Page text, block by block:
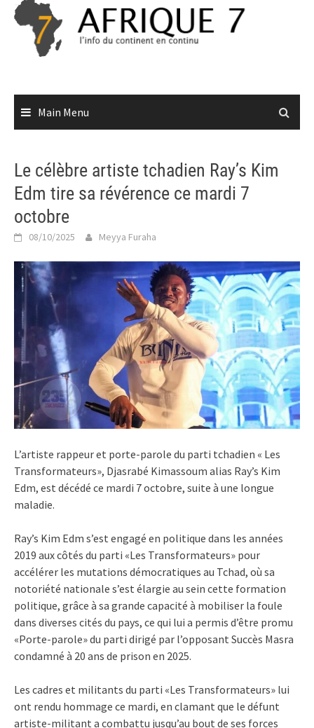
Skip
content
Main Menu
Le célèbre artiste tchadien Ray’s Kim
Edm tire sa révérence ce mardi 7
octobre
08/10/2025 Meyya Furaha
L’artiste rappeur et porte-parole du parti tchadien « Les
Transformateurs», Djasrabé Kimassoum alias Ray’s Kim
Edm, est décédé ce mardi 7 octobre, suite à une longue
maladie.
Ray’s Kim Edm s’est engagé en politique dans les années
2019 aux côtés du parti «Les Transformateurs» pour
accélérer les mutations démocratiques au Tchad, où sa
notoriété nationale s’est élargie au sein cette formation
politique, grâce à sa grande capacité à mobiliser la foule
dans diverses cités du pays, ce qui lui a permis d’être promu
«Porte-parole» du parti dirigé par l’opposant Succès Masra
condamné à 20 ans de prison en 2025.
Les cadres et militants du parti «Les Transformateurs» lui
ont rendu hommage ce mardi, en clamant que le défunt
artiste-militant a combattu jusqu’au bout de ses forces